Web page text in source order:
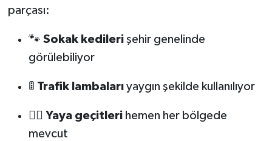
parçası:
🐾 Sokak kedilerişehir genelinde
görülebiliyor
🚦 Trafik lambalarıyaygın şekilde kullanılıyor
🚶‍♂️ Yaya geçitlerihemen her bölgede
mevcut
KİTAP
HEDEF2020
TARİH